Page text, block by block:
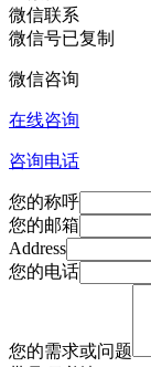
微信联系
微信号已复制
微信咨询
在线咨询
咨询电话
您的称呼
您的邮箱
Address
您的电话
您的需求或问题